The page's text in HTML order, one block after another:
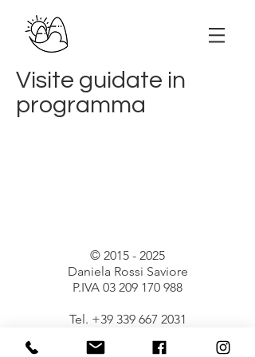
Visite guidate in
programma
© 2015 - 2025
Daniela Rossi Saviore
P.IVA 03 209 170 988
Tel. +39 339 667 2031
GUIDA TURISTICA AUTORIZZATA